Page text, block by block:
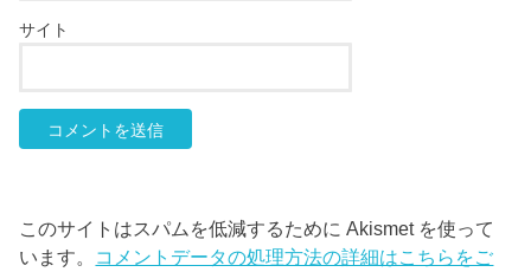
サイト
このサイトはスパムを低減するために Akismet を使って
います。 コメントデータの処理方法の詳細はこちらをご